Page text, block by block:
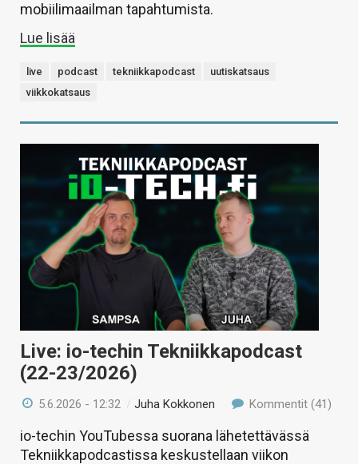
mobiilimaailman tapahtumista.
Lue lisää
live podcast tekniikkapodcast
uutiskatsaus
viikkokatsaus
Live: io-techin Tekniikkapodcast
(22-23/2026)
5.6.2026 - 12:32 /Juha Kokkonen Kommentit (41)
io-techin YouTubessa suorana lähetettävässä
Tekniikkapodcastissa keskustellaan viikon